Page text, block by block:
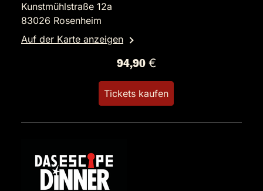
Kunstmühlstraße 12a
83026 Rosenheim
Auf der Karte anzeigen
94,90 €
Tickets kaufen